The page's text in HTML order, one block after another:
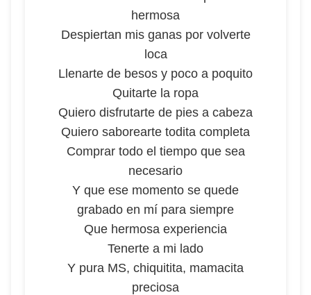
hermosa
Despiertan mis ganas por volverte
loca
Llenarte de besos y poco a poquito
Quitarte la ropa
Quiero disfrutarte de pies a cabeza
Quiero saborearte todita completa
Comprar todo el tiempo que sea
necesario
Y que ese momento se quede
grabado en mí para siempre
Que hermosa experiencia
Tenerte a mi lado
Y pura MS, chiquitita, mamacita
preciosa